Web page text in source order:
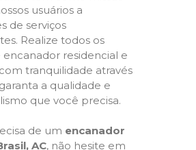
usuários a
de serviços
Realize todos os
encanador residencial e
tranquilidade através
a qualidade e
que você precisa.
de um encanador
AC, não hesite em